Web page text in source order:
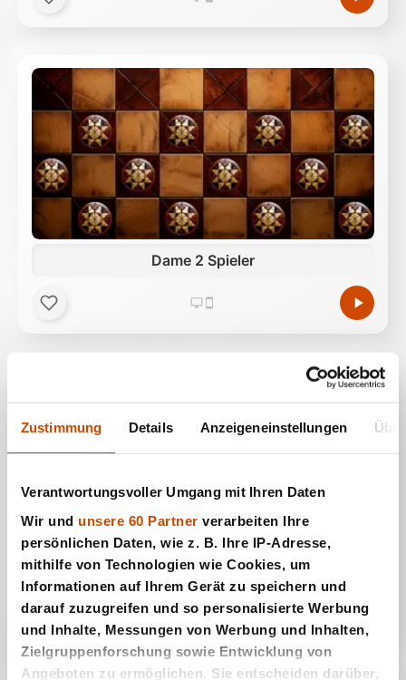
Zustimmung Details Anzeigeneinstellungen
Verantwortungsvoller Umgang mit Ihren Daten
Wir und unsere 60 Partner verarbeiten Ihre
persönlichen Daten, wie z. B. Ihre IP-Adresse,
mithilfe von Technologien wie Cookies, um
Informationen auf Ihrem Gerät zu speichern und
darauf zuzugreifen und so personalisierte Werbung
und Inhalte, Messungen von Werbung und Inhalten,
Zielgruppenforschung sowie Entwicklung von
Angeboten zu ermöglichen. Sie entscheiden darüber,
Dame 2 Spieler
Entenjagd